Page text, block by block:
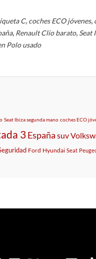
C, coches ECO jóvenes,
, Renault Clio barato, Seat
Polo usado
Seat Ibiza segunda mano coches ECO
3España suv
Ford Hyundai Seat